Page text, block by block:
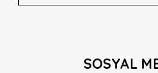
SOSYAL